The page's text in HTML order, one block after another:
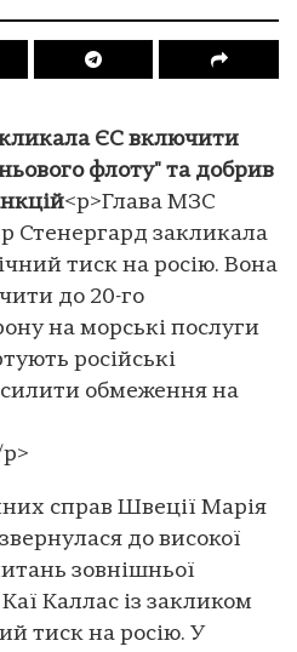
ЄС включити
флоту" та добрив
<p>Глава МЗС
Стенергард закликала
тиск на росію. Вона
до 20-го
на морські послуги
російські
обмеження на
справ Швеції Марія
до високої
зовнішньої
Каллас із закликом
тиск на росію. У